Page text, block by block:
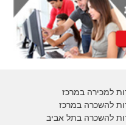
למכירה במרכז
להשכרה במרכז
להשכרה בתל אביב